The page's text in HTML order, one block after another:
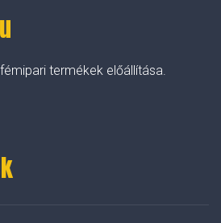
termékek előállítása.